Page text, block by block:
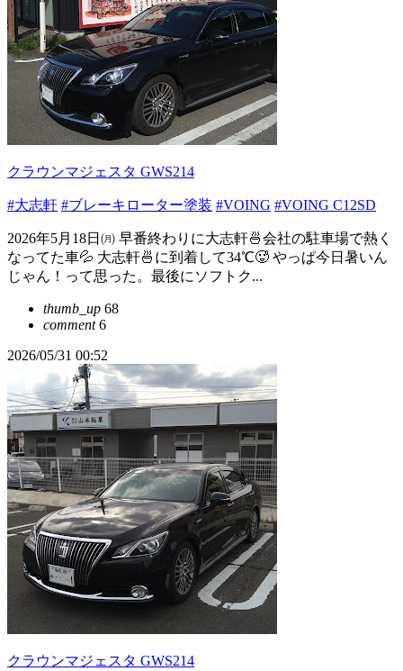
クラウンマジェスタ GWS214
#大志軒 #ブレーキローター塗装 #VOING #VOING C12SD
2026年5月18日㈪ 早番終わりに大志軒🍜会社の駐車場で熱く
なってた車💦 大志軒🍜に到着して34℃🥵 やっぱ今日暑いん
じゃん！って思った。最後にソフトク...
thumb_up 68
comment6
2026/05/31 00:52
クラウンマジェスタ GWS214